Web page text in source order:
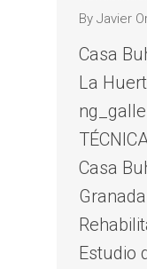
By Javier
Casa
La
Casa
Estudio